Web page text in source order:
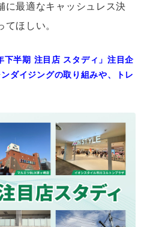
に最適なキャッシュレス決
ほしい。
半期 注目店 スタディ」注目企
ダイジングの取り組みや、トレ